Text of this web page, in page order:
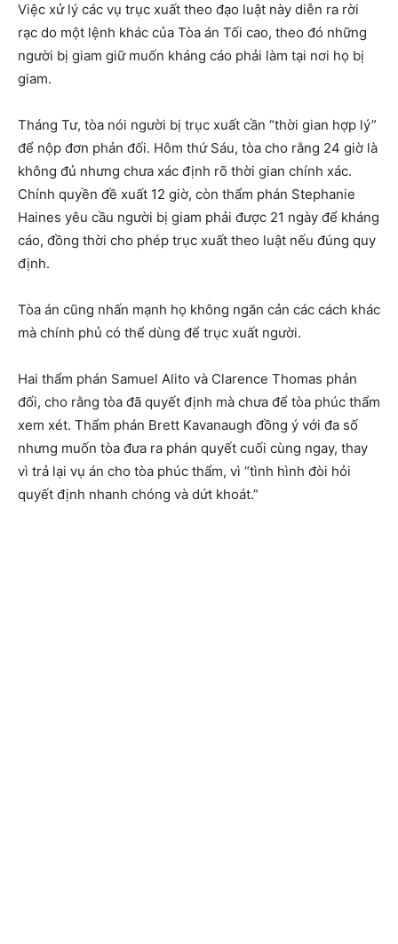
Việc xử lý các vụ trục xuất theo đạo luật này diễn ra rời
rạc do một lệnh khác của Tòa án Tối cao, theo đó những
người bị giam giữ muốn kháng cáo phải làm tại nơi họ bị
giam.
Tháng Tư, tòa nói người bị trục xuất cần “thời gian hợp lý”
để nộp đơn phản đối. Hôm thứ Sáu, tòa cho rằng 24 giờ là
không đủ nhưng chưa xác định rõ thời gian chính xác.
Chính quyền đề xuất 12 giờ, còn thẩm phán Stephanie
Haines yêu cầu người bị giam phải được 21 ngày để kháng
cáo, đồng thời cho phép trục xuất theo luật nếu đúng quy
định.
Tòa án cũng nhấn mạnh họ không ngăn cản các cách khác
mà chính phủ có thể dùng để trục xuất người.
Hai thẩm phán Samuel Alito và Clarence Thomas phản
đối, cho rằng tòa đã quyết định mà chưa để tòa phúc thẩm
xem xét. Thẩm phán Brett Kavanaugh đồng ý với đa số
nhưng muốn tòa đưa ra phán quyết cuối cùng ngay, thay
vì trả lại vụ án cho tòa phúc thẩm, vì “tình hình đòi hỏi
quyết định nhanh chóng và dứt khoát.”